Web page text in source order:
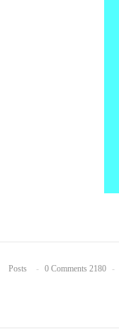
2180 Posts
0 Comments